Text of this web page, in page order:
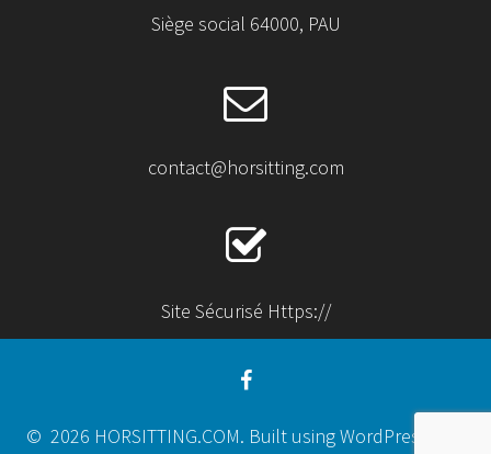
Siège social 64000, PAU
contact@horsitting.com
Site Sécurisé Https://
© 2026 HORSITTING.COM. Built using WordPress and